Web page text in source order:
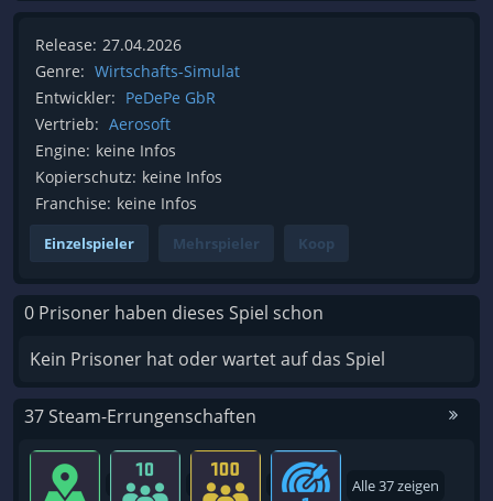
Release: 27.04.2026
Genre: Wirtschafts-Simulat
Entwickler: PeDePe GbR
Vertrieb: Aerosoft
Engine: keine Infos
Kopierschutz: keine Infos
Franchise: keine Infos
Einzelspieler Mehrspieler Koop
0 Prisoner haben dieses Spiel schon
Kein Prisoner hat oder wartet auf das Spiel
37 Steam-Errungenschaften
Alle 37 zeigen